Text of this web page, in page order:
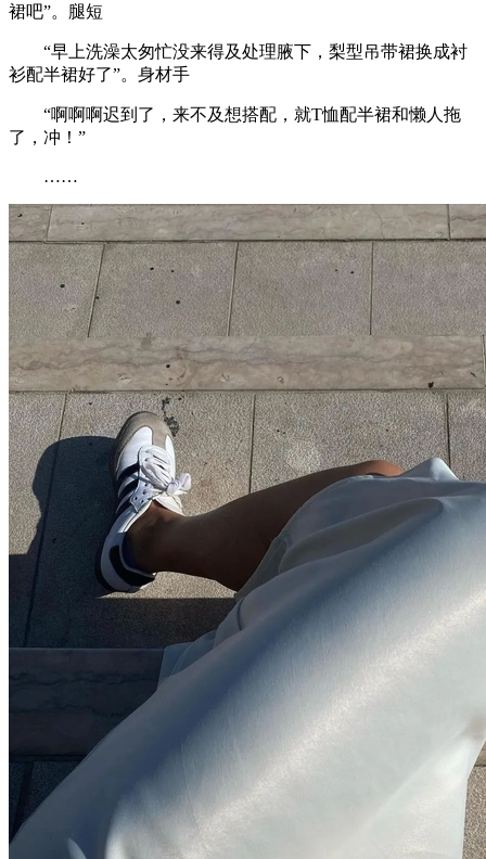
裙吧”。腿短
“早上洗澡太匆忙没来得及处理腋下，梨型吊带裙换成衬
衫配半裙好了”。身材手
“啊啊啊迟到了，来不及想搭配，就T恤配半裙和懒人拖
了，冲！”
……